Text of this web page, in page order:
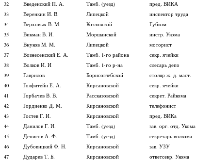
32
Введенский П. А. Тамб. (уезд) пред. ВИКА
33
Веренкин И. В. Липецкой инспектор труда
34
Верховых В. М. Козловской Губком
35
Викман В. И. Моршанской инстр. Укома
36
Внуков М. М. Липецкой моторист
37
Вознесенский Е. А. Тамб. 1-го района секр. ячейки
38
Волков И. И Тамб. 1-го р-на слесарь депо
39
Гаврилов Борисоглебской столяр ж. д. маст.
40
Голфитейн Е. А. Кирсановской секр. ячейки
41
Горбачев В. В. Рассказовской секрет. Райкома
42
Гордиенко Д. М. Кирсановской телефонист
43
Гостев Г. И. Кирсановской пред. ВИКа
44
Данилов Г. И. Тамб. (уезд) зав. орг. отд. Укома
45
Денисов А. Ф. Тамб. (уезд) секретарь волкома
46
Дубовицкий Ф. Н. Кирсановской зав. УЗУ
47
Дударев Т. Б. Кирсановской ответсекр. Укома